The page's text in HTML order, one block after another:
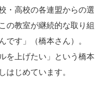
・高校の各連盟からの選
の教室が継続的な取り組
です」（橋本さん）。
を上げたい」という橋本
はじめています。